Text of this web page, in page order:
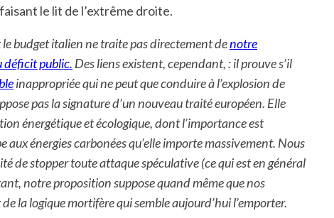
le lit de l’extrême droite.
budget italien ne traite pas directement denotre
déficit public. Des liens existent, cependant, : il prouve s’il
inappropriée qui ne peut que conduire à l’explosion de
pas la signature d’un nouveau traité européen. Elle
énergétique et écologique, dont l’importance est
énergies carbonées qu’elle importe massivement. Nous
de stopper toute attaque spéculative (ce qui est en général
notre proposition suppose quand même que nos
la logique mortifère qui semble aujourd’hui l’emporter.